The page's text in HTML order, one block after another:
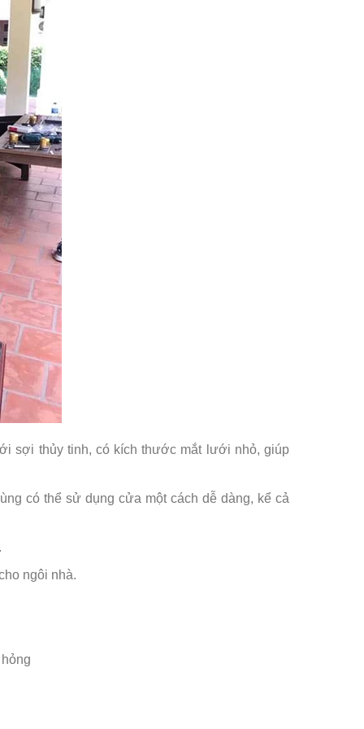
sợi thủy tinh, có kích thước mắt lưới nhỏ, giúp
có thể sử dụng cửa một cách dễ dàng, kể cả
ngôi nhà.